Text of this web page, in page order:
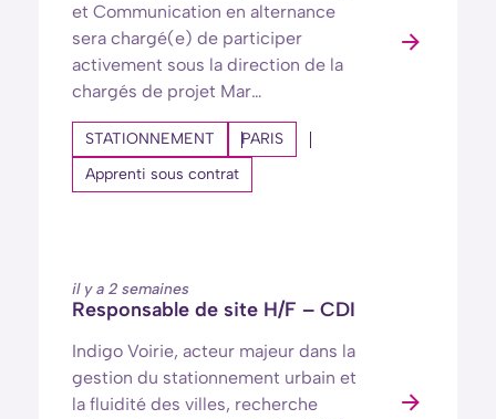
et Communication en alternance
sera chargé(e) de participer
activement sous la direction de la
chargés de projet Mar…
STATIONNEMENT
PARIS
Apprenti sous contrat
Responsable de site H/F – CDI
Indigo Voirie, acteur majeur dans la
gestion du stationnement urbain et
la fluidité des villes, recherche
il y a 2 semaines